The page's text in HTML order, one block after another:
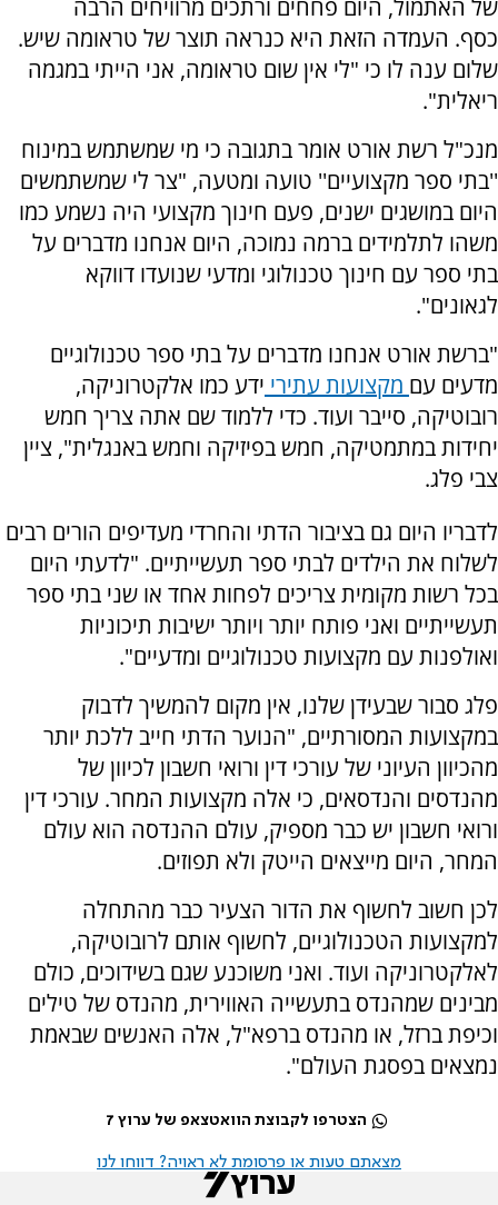
של האתמול, היום פחחים ורתכים מרוויחים הרבה
כסף. העמדה הזאת היא כנראה תוצר של טראומה שיש.
שלום ענה לו כי "לי אין שום טראומה, אני הייתי במגמה
ריאלית".
מנכ"ל רשת אורט אומר בתגובה כי מי שמשתמש במינוח
''בתי ספר מקצועיים'' טועה ומטעה, "צר לי שמשתמשים
היום במושגים ישנים, פעם חינוך מקצועי היה נשמע כמו
משהו לתלמידים ברמה נמוכה, היום אנחנו מדברים על
בתי ספר עם חינוך טכנולוגי ומדעי שנועדו דווקא
לגאונים".
"ברשת אורט אנחנו מדברים על בתי ספר טכנולוגיים
מדעים עם מקצועות עתירי ידע כמו אלקטרוניקה,
רובוטיקה, סייבר ועוד. כדי ללמוד שם אתה צריך חמש
יחידות במתמטיקה, חמש בפיזיקה וחמש באנגלית", ציין
צבי פלג.
לדבריו היום גם בציבור הדתי והחרדי מעדיפים הורים רבים
לשלוח את הילדים לבתי ספר תעשייתיים. "לדעתי היום
בכל רשות מקומית צריכים לפחות אחד או שני בתי ספר
תעשייתיים ואני פותח יותר ויותר ישיבות תיכוניות
ואולפנות עם מקצועות טכנולוגיים ומדעיים".
פלג סבור שבעידן שלנו, אין מקום להמשיך לדבוק
במקצועות המסורתיים, "הנוער הדתי חייב ללכת יותר
מהכיוון העיוני של עורכי דין ורואי חשבון לכיוון של
מהנדסים והנדסאים, כי אלה מקצועות המחר. עורכי דין
ורואי חשבון יש כבר מספיק, עולם ההנדסה הוא עולם
המחר, היום מייצאים הייטק ולא תפוזים.
לכן חשוב לחשוף את הדור הצעיר כבר מהתחלה
למקצועות הטכנולוגיים, לחשוף אותם לרובוטיקה,
לאלקטרוניקה ועוד. ואני משוכנע שגם בשידוכים, כולם
מבינים שמהנדס בתעשייה האווירית, מהנדס של טילים
וכיפת ברזל, או מהנדס ברפא"ל, אלה האנשים שבאמת
נמצאים בפסגת העולם".
הצטרפו לקבוצת הוואטצאפ של ערוץ 7
מצאתם טעות או פרסומת לא ראויה? דווחו לנו